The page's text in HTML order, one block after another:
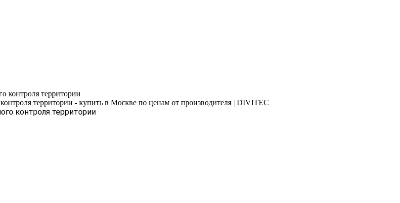
контроля территории
территории - купить в Москве по ценам от производителя | DIVITEC
контроля территории